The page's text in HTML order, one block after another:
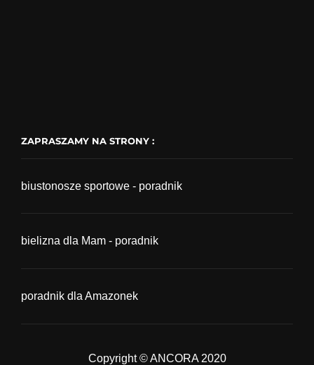
ZAPRASZAMY NA STRONY :
biustonosze sportowe - poradnik
bielizna dla Mam - poradnik
poradnik dla Amazonek
Copyright © ANCORA 2020